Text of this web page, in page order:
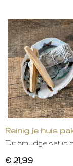
Reinig je huis
Dit smudge set is
€ 21,99